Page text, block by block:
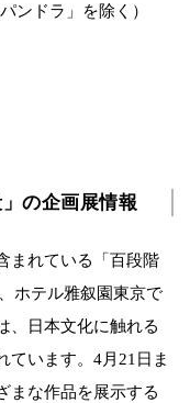
ンドラ」を除く）
の企画展情報
まれている「百段階
ホテル雅叙園東京で
、日本文化に触れる
ています。4月21日ま
まな作品を展示する